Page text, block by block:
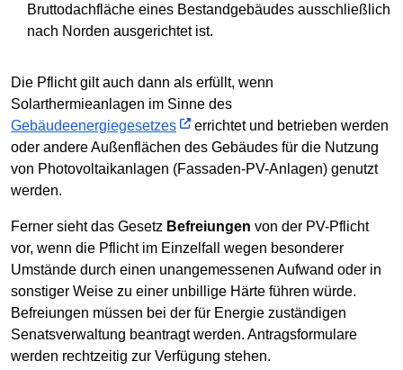
Bruttodachfläche eines Bestandgebäudes ausschließlich
nach Norden ausgerichtet ist.
Die Pflicht gilt auch dann als erfüllt, wenn
Solarthermieanlagen im Sinne des
Gebäudeenergiegesetzes
errichtet und betrieben werden
oder andere Außenflächen des Gebäudes für die Nutzung
von Photovoltaikanlagen (Fassaden-PV-Anlagen) genutzt
werden.
Ferner sieht das Gesetz Befreiungen von der PV-Pflicht
vor, wenn die Pflicht im Einzelfall wegen besonderer
Umstände durch einen unangemessenen Aufwand oder in
sonstiger Weise zu einer unbillige Härte führen würde.
Befreiungen müssen bei der für Energie zuständigen
Senatsverwaltung beantragt werden. Antragsformulare
werden rechtzeitig zur Verfügung stehen.